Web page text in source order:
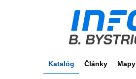
Katalóg Články Mapy